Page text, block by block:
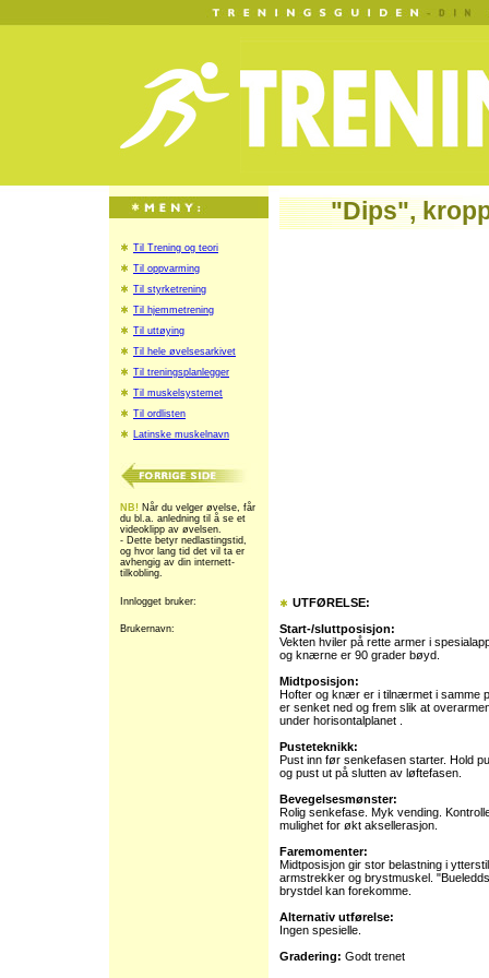
Til Trening og teori
Til oppvarming
Til styrketrening
Til hjemmetrening
Til uttøying
Til hele øvelsesarkivet
Til treningsplanlegger
Til muskelsystemet
Til ordlisten
Latinske muskelnavn
NB! Når du velger øvelse, får
du bl.a. anledning til å se et
videoklipp av øvelsen.
- Dette betyr nedlastingstid,
og hvor lang tid det vil ta er
avhengig av din internett-
tilkobling.
Innlogget bruker:
Brukernavn:
"Dips",
UTFØRELSE:
Start-/sluttposisjon:
Vekten hviler på rette armer i
og knærne er 90 grader bøyd.
Midtposisjon:
Hofter og knær er i tilnærmet i samme
er senket ned og frem slik at
under horisontalplanet .
Pusteteknikk:
Pust inn før senkefasen starter. Hold
og pust ut på slutten av løftefasen.
Bevegelsesmønster:
Rolig senkefase. Myk vending.
mulighet for økt aksellerasjon.
Faremomenter:
Midtposisjon gir stor belastning i
armstrekker og brystmuskel.
brystdel kan forekomme.
Alternativ utførelse:
Ingen spesielle.
Gradering: Godt trenet